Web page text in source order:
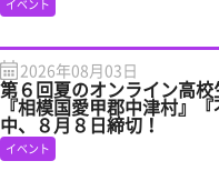
イベント
2026年08月03日
第６回夏のオンライン高
『相模国愛甲郡中津村』
中、８月８日締切！
イベント